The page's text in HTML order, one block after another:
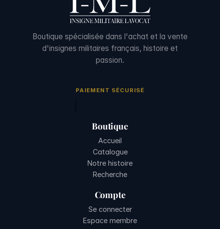
Boutique spécialisée dans l'achat et la vente
d'insignes militaires français, histoire et
passion.
PAIEMENT SÉCURISÉ
Boutique
Accueil
Catalogue
Notre histoire
Recherche
Compte
Se connecter
Espace membre